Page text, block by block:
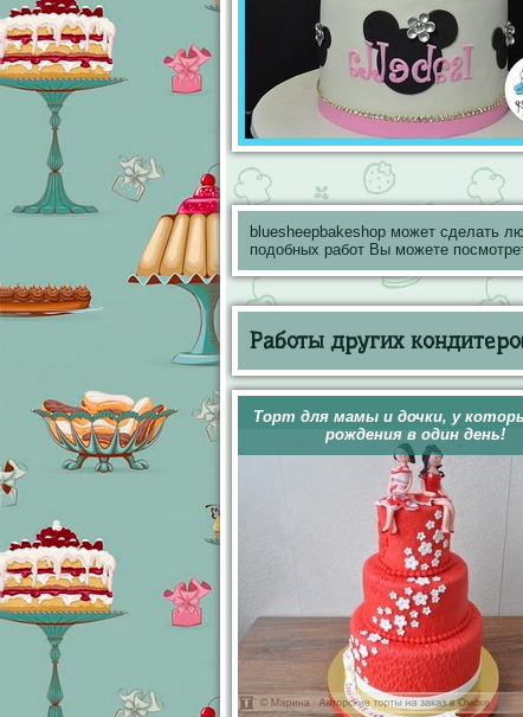
bluesheepbakeshop может сделать
подобных работ Вы можете
Работы других
Торт для мамы и дочки, у
рождения в один день!